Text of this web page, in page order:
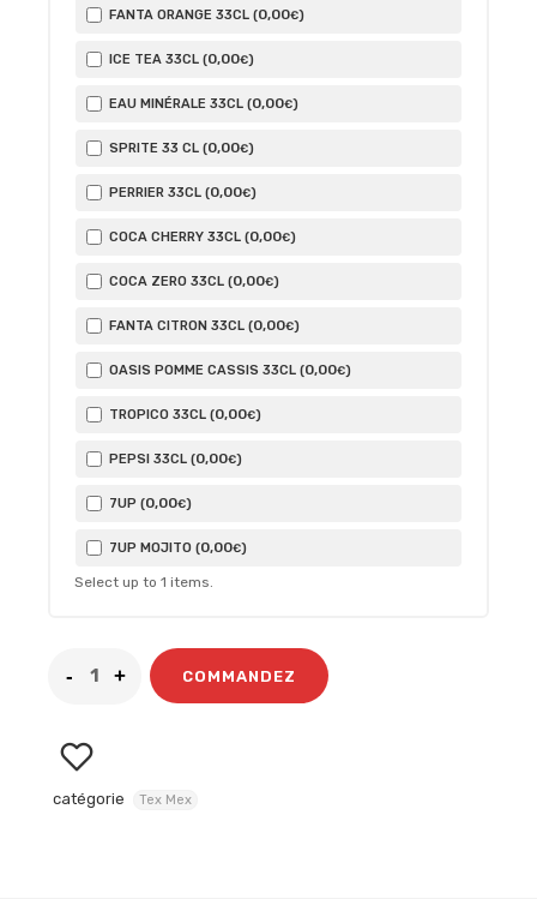
FANTA ORANGE 33CL (0,00€)
ICE TEA 33CL (0,00€)
EAU MINÉRALE 33CL (0,00€)
SPRITE 33 CL (0,00€)
PERRIER 33CL (0,00€)
COCA CHERRY 33CL (0,00€)
COCA ZERO 33CL (0,00€)
FANTA CITRON 33CL (0,00€)
OASIS POMME CASSIS 33CL (0,00€)
TROPICO 33CL (0,00€)
PEPSI 33CL (0,00€)
7UP (0,00€)
7UP MOJITO (0,00€)
Select up to 1 items.
COMMANDEZ
catégorie Tex Mex